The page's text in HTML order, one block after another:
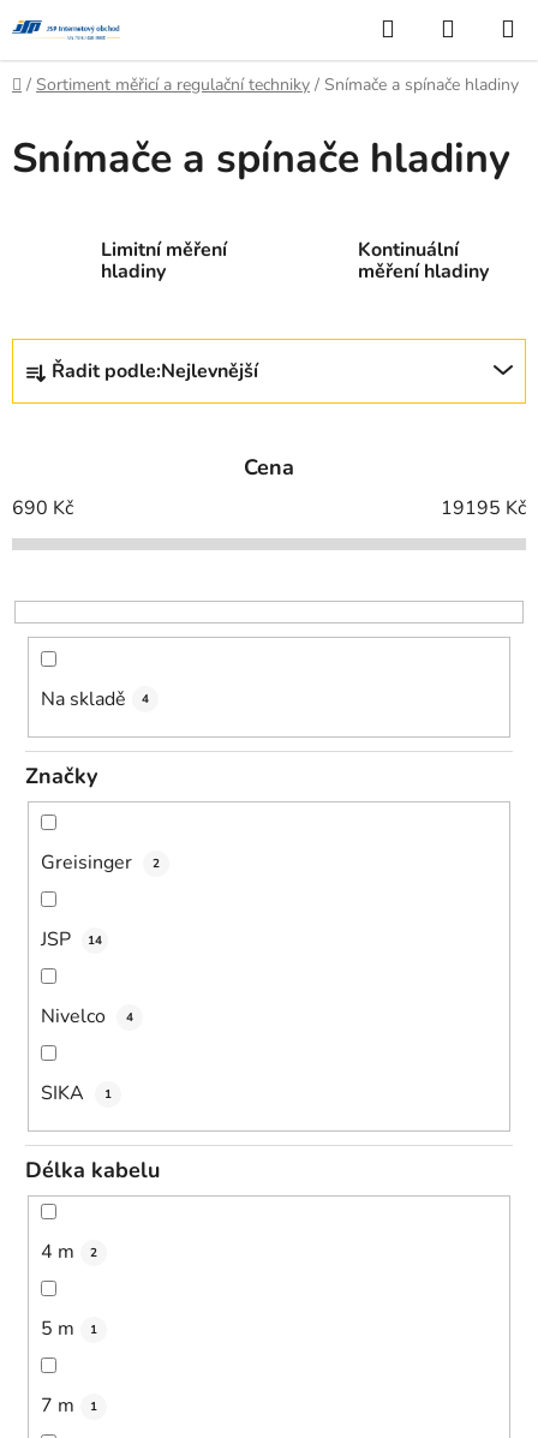
na
obsah
Hledat
KOŠÍK
Domů
/ Sortiment měřicí a regulační techniky / Snímače a spínače hladiny
Snímače a spínače hladiny
Limitní měření
hladiny
Kontinuální
měření hladiny
Ř
z
í
p
o
d
ů
Řadit podle:Nejlevnější
Cena
690 Kč 19195 Kč
Na skladě 4
Značky
Greisinger 2
JSP 14
Nivelco 4
SIKA 1
Délka kabelu
4 m 2
5 m 1
7 m 1